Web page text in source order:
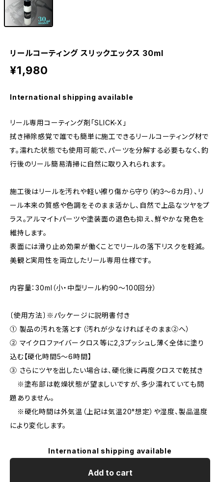
リールコーティング スリックエックス 30ml
¥1,980
International shipping available
リール専用コーティング剤「SLICK-X」
拭き掃除感覚で誰でも簡単に施工できるリールコーティング材で
す。濡れた状態でも使用可能で、パーツを分解する必要もなく、釣
行後のリール簡易清掃に自然に取り入れられます。
施工後はリールを汚れや軽い擦り傷から守り（約3〜6カ月）、リ
ール本来の質感や色調をそのまま活かし、自然で上品なツヤをプ
ラス。アルマイトパーツや塗装面の退色も抑え、鮮やかな発色を
維持します。
表面には滑り止め効果が働くことでリールの落下リスクを軽減。
美観と実用性を両立したリール専用仕様です。
内容量：30ml（小・中型リール約90～100回分）
〔使用方法〕※パッケージに説明書付き
① 製品の汚れを落とす（汚れが少なければそのまま②へ）
② マイクロファイバークロス等に2,3プッシュし薄く全体に塗り
込む【硬化時間5～6時間】
③ さらにツヤを出したい場合は、硬化後に再度クロスで乾拭き
※塗布部は乾燥状態が望ましいですが、多少濡れていても問
題ありません。
※硬化時間は外気温（上記は気温20°想定）や湿度、製品温度
により変化します。
International shipping available
Add to cart